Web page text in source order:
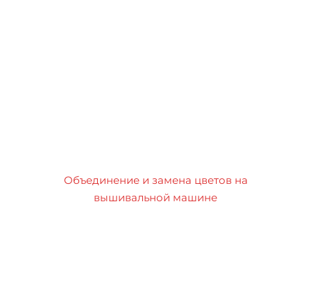
Объединение и замена цветов на
вышивальной машине